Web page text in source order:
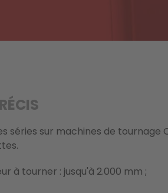
séries sur machines de tournage
à tourner : jusqu'à 2.000 mm ;